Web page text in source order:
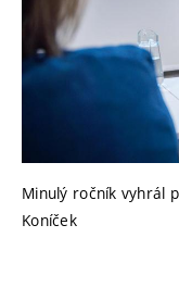
Minulý ročník vyhrál
Koníček